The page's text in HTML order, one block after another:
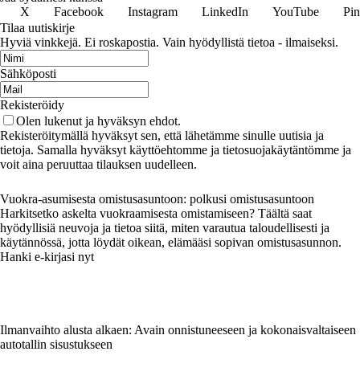
X
Facebook Instagram LinkedIn YouTube
Tilaa uutiskirje
Hyviä vinkkejä. Ei roskapostia. Vain hyödyllistä tietoa - ilmaiseksi.
Sähköposti
Rekisteröidy
Olen lukenut ja hyväksyn ehdot.
Rekisteröitymällä hyväksyt sen, että lähetämme sinulle uutisia ja
tietoja. Samalla hyväksyt käyttöehtomme ja tietosuojakäytäntömme ja
voit aina peruuttaa tilauksen uudelleen.
Vuokra-asumisesta omistusasuntoon: polkusi omistusasuntoon
Harkitsetko askelta vuokraamisesta omistamiseen? Täältä saat
hyödyllisiä neuvoja ja tietoa siitä, miten varautua taloudellisesti ja
käytännössä, jotta löydät oikean, elämääsi sopivan omistusasunnon.
Hanki e-kirjasi nyt
Ilmanvaihto alusta alkaen: Avain onnistuneeseen ja kokonaisvaltaiseen
autotallin sisustukseen